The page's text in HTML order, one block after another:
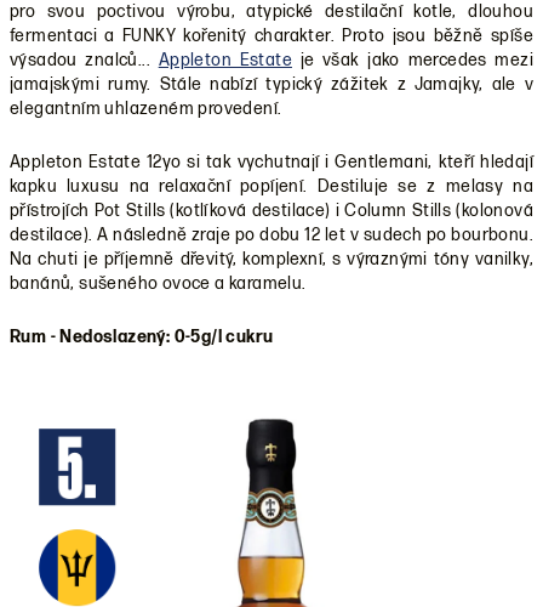
pro svou poctivou výrobu, atypické destilační kotle, dlouhou
fermentaci a FUNKY kořenitý charakter. Proto jsou běžně spíše
výsadou znalců... Appleton Estateje však jako mercedes mezi
jamajskými rumy. Stále nabízí typický zážitek z Jamajky, ale v
elegantním uhlazeném provedení.
Appleton Estate 12yo si tak vychutnají i Gentlemani, kteří hledají
kapku luxusu na relaxační popíjení. Destiluje se z melasy na
přístrojích Pot Stills (kotlíková destilace) i Column Stills (kolonová
destilace). A následně zraje po dobu 12 let v sudech po bourbonu.
Na chuti je příjemně dřevitý, komplexní, s výraznými tóny vanilky,
banánů, sušeného ovoce a karamelu.
Rum - Nedoslazený: 0-5g/l cukru